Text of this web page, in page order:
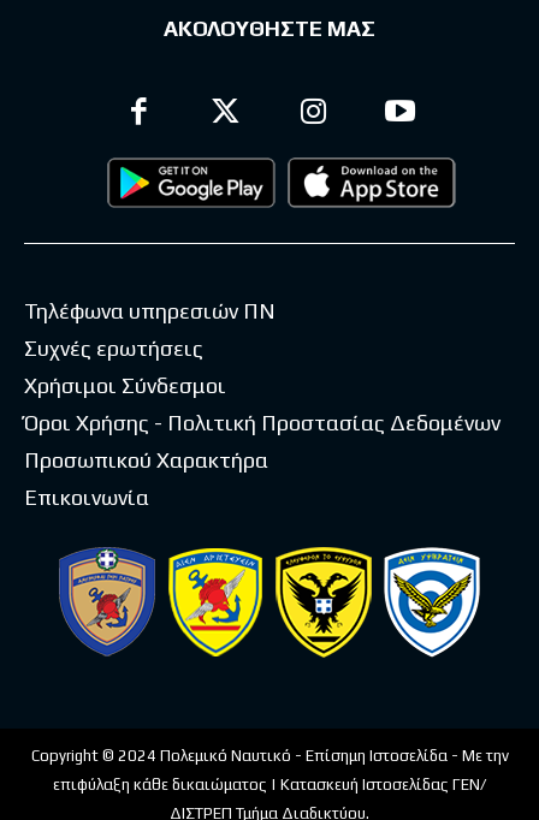
ΑΚΟΛΟΥΘΗΣΤΕ ΜΑΣ
Τηλέφωνα υπηρεσιών ΠΝ
Συχνές ερωτήσεις
Χρήσιμοι Σύνδεσμοι
Όροι Χρήσης - Πολιτική Προστασίας Δεδομένων
Προσωπικού Χαρακτήρα
Επικοινωνία
Copyright © 2024 Πολεμικό Ναυτικό - Επίσημη Ιστοσελίδα - Με την
επιφύλαξη κάθε δικαιώματος | Κατασκευή Ιστοσελίδας ΓΕΝ/
ΔΙΣΤΡΕΠ Τμήμα Διαδικτύου.